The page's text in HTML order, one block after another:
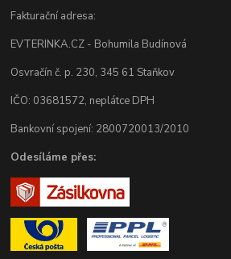
Fakturační adresa:
EVTERINKA.CZ - Bohumila Budínová
Osvračín č. p. 230, 345 61 Staňkov
IČO: 03681572, neplátce DPH
Bankovní spojení: 2800720013/2010
Odesíláme přes: